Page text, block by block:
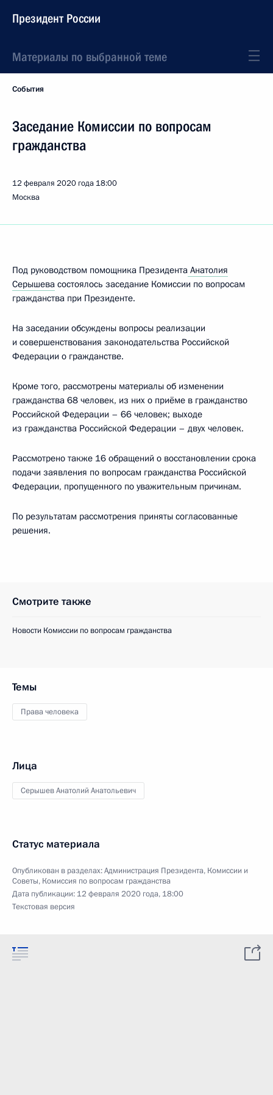
Президент России
Материалы по выбранной теме
События
Заседание Комиссии по вопросам
гражданства
12 февраля 2020 года 18:00
Москва
Под руководством помощника Президента Анатолия
Серышева состоялось заседание Комиссии по вопросам
гражданства при Президенте.
На заседании обсуждены вопросы реализации
и совершенствования законодательства Российской
Федерации о гражданстве.
Кроме того, рассмотрены материалы об изменении
гражданства 68 человек, из них о приёме в гражданство
Российской Федерации – 66 человек; выходе
из гражданства Российской Федерации – двух человек.
Рассмотрено также 16 обращений о восстановлении срока
подачи заявления по вопросам гражданства Российской
Федерации, пропущенного по уважительным причинам.
По результатам рассмотрения приняты согласованные
решения.
Смотрите также
Новости Комиссии по вопросам гражданства
Темы
Права человека
Лица
Серышев Анатолий Анатольевич
Статус материала
Опубликован в разделах:Администрация Президента, Комиссии и
Советы, Комиссия по вопросам гражданства
Дата публикации: 12 февраля 2020 года, 18:00
Текстовая версия